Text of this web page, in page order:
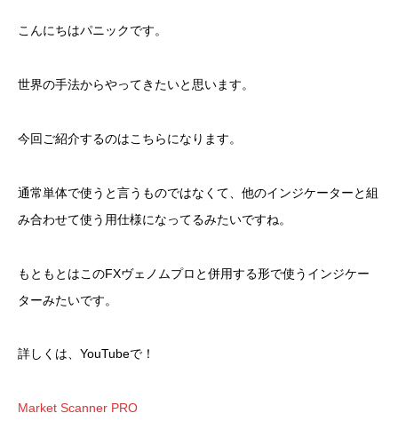
こんにちはパニックです。
世界の手法からやってきたいと思います。
今回ご紹介するのはこちらになります。
通常単体で使うと言うものではなくて、他のインジケーターと組
み合わせて使う用仕様になってるみたいですね。
もともとはこのFXヴェノムプロと併用する形で使うインジケー
ターみたいです。
詳しくは、YouTubeで！
Market Scanner PRO